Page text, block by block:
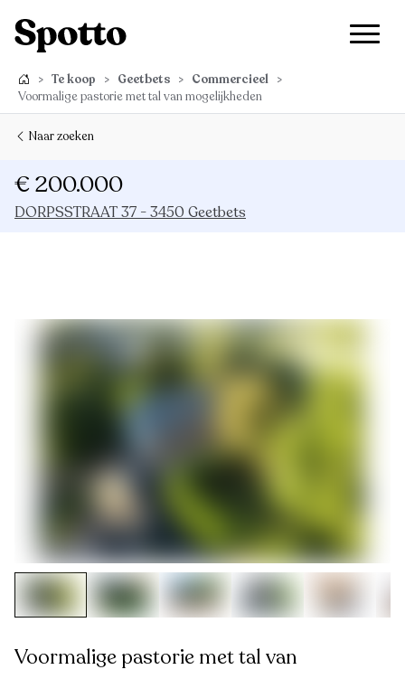
> Te koop > Geetbets > Commercieel >
Voormalige pastorie met tal van mogelijkheden
Naar zoeken
€ 200.000
DORPSSTRAAT 37 - 3450 Geetbets
Voormalige pastorie met tal van